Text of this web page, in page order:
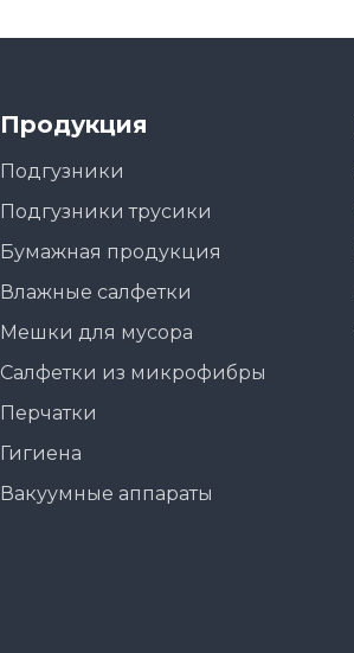
Продукция
Подгузники
Подгузники трусики
Бумажная продукция
Влажные салфетки
Мешки для мусора
Салфетки из микрофибры
Перчатки
Гигиена
Вакуумные аппараты